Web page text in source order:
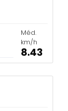
Méd.
km/h
8.43